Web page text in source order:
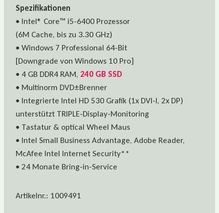
Spezifikationen
• Intel® Core™ i5-6400 Prozessor
(6M Cache, bis zu 3.30 GHz)
• Windows 7 Professional 64-Bit
[Downgrade von Windows 10 Pro]
• 4 GB DDR4 RAM, 240 GB SSD
• Multinorm DVD±Brenner
• Integrierte Intel HD 530 Grafik (1x DVI-I, 2x DP)
unterstützt TRIPLE-Display-Monitoring
• Tastatur & optical Wheel Maus
• Intel Small Business Advantage, Adobe Reader,
McAfee Intel Internet Security**
• 24 Monate Bring-in-Service
Artikelnr.: 1009491